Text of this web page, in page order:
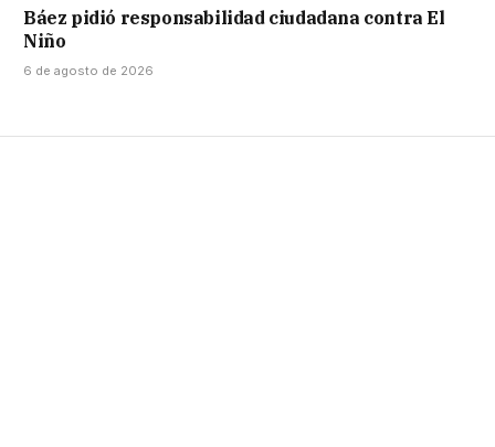
Báez pidió responsabilidad ciudadana contra El
Niño
6 de agosto de 2026